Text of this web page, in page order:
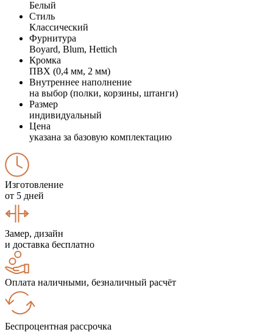
Белый
Стиль
Классический
Фурнитура
Boyard, Blum, Hettich
Кромка
ПВХ (0,4 мм, 2 мм)
Внутреннее наполнение
на выбор (полки, корзины, штанги)
Размер
индивидуальный
Цена
указана за базовую комплектацию
Изготовление
от 5 дней
Замер, дизайн
и доставка бесплатно
Оплата наличными, безналичный расчёт
Беспроцентная рассрочка